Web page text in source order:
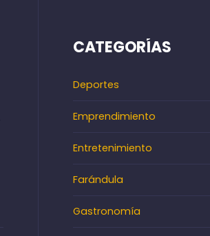
CATEGORÍAS
Deportes
Emprendimiento
Entretenimiento
Farándula
Gastronomía